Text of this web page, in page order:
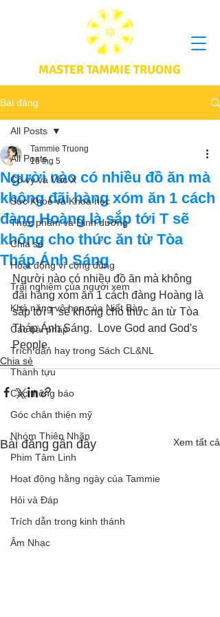
MASTER TAMMIE TRUONG
Bài đăng
All Posts
Cô vy và Vắc X
Sức Khoẻ và Khoa học
Thực phầm và Dinh dưỡng
Chia sẻ
Hoạt động vì cộng đồng
Trải nghiệm của người xem
Khả năng vô hạn của Niết Bàn
Các bài pháp
Trích dẫn hay trong Sách CL&NL
Thành tựu
Các thông báo
Góc chân thiện mỹ
Nhóm Thiên Nhãn
Phim Tâm Linh
Hoạt động hằng ngày của Tammie
Hỏi và Đáp
Trích dẫn trong kinh thánh
Âm Nhạc
All Posts
Người nào có nhiều đồ ăn mà
không đãi hàng xóm ăn 1 cách
đàng Hoàng là sắp tới T sẽ
không cho thức ăn từ Tòa
Tháp Ánh Sáng
Tammie Truong
16 thg 5
Người nào có nhiều đồ ăn mà không
đãi hàng xóm ăn 1 cách đàng Hoàng là
sắp tới T sẽ không cho thức ăn từ Tòa
Tháp Ánh Sáng.  Love God and God's
People.
Chia sẻ
Bài đăng gần đây Xem tất cả